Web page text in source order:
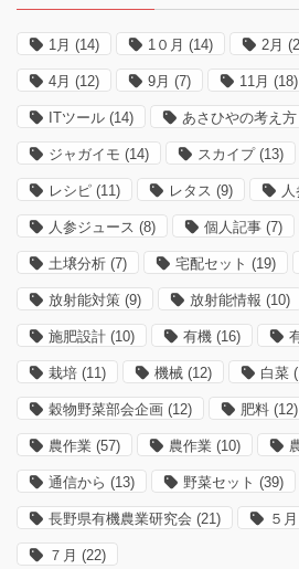
1月 (14) 1０月 (14) 2月
4月 (12) 9月 (7) 11月 (18)
ITツール (14) あさひやの考え方
ジャガイモ (14) スカイプ(13)
レシピ (11) レタス (9)
人参ジュース (8) 個人記事 (7)
土壌分析 (7) 宅配セット (19)
放射能対策 (9) 放射能情報 (10)
施肥設計 (10) 有機 (16)
栽培 (11) 機械 (12) 白菜
穀物野菜部会企画 (12) 肥料 (12)
農作業 (57) 農作業 (10)
通信から (13) 野菜セット (39)
長野県有機農業研究会 (21) ５月
７月 (22)